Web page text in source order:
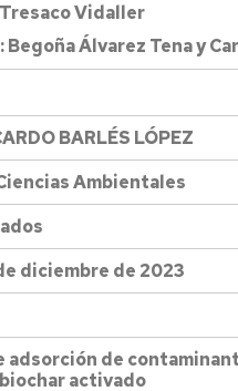
Vidaller
Álvarez Tena y
BARLÉS LÓPEZ
Ambientales
diciembre de 2023
adsorción de
activado